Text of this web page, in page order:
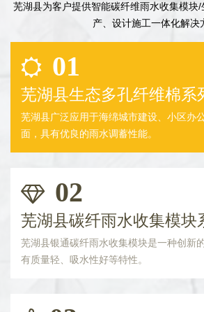
芜湖县为客户提供智能碳纤维雨水收集模块
产、设计施工一体化解决
01
芜湖县生态多孔纤维棉系
芜湖县广泛应用于海绵城市建设、小区办
面，具有优良的雨水调蓄性能。
02
芜湖县碳纤雨水收集模块
芜湖县银通碳纤雨水收集模块是一种创新
有质量轻、吸水性好等特性。